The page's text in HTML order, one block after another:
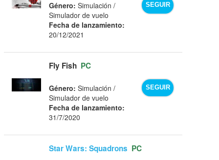
SEGUIR
Género: Simulación /
Simulador de vuelo
Fecha de lanzamiento:
20/12/2021
Fly Fish PC
SEGUIR
Género: Simulación /
Simulador de vuelo
Fecha de lanzamiento:
31/7/2020
Star Wars: Squadrons PC